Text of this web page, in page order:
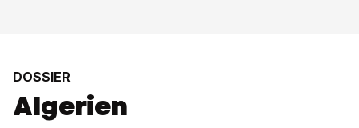
DOSSIER
Algerien